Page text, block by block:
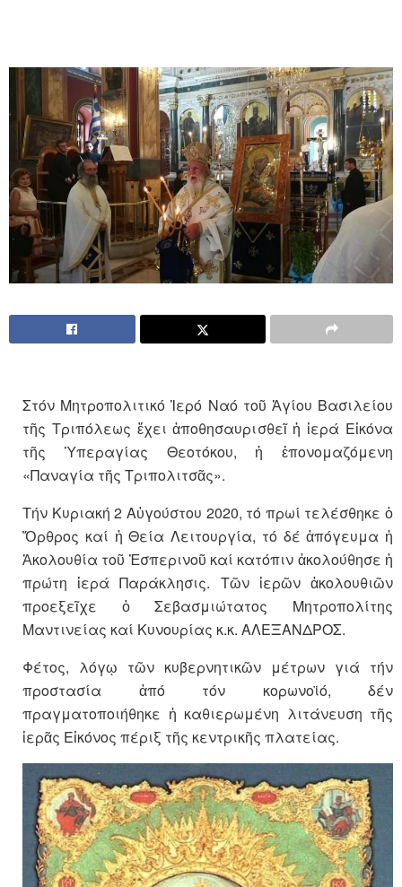
Στόν Μητροπολιτικό Ἱερό Ναό τοῦ Ἁγίου Βασιλείου
τῆς Τριπόλεως ἔχει ἀποθησαυρισθεῖ ἡ ἱερά Εἰκόνα
τῆς Ὑπεραγίας Θεοτόκου, ἡ ἐπονομαζόμενη
«Παναγία τῆς Τριπολιτσᾶς».
Τήν Κυριακή 2 Αὐγούστου 2020, τό πρωί τελέσθηκε ὁ
Ὄρθρος καί ἡ Θεία Λειτουργία, τό δέ ἀπόγευμα ἡ
Ἀκολουθία τοῦ Ἑσπερινοῦ καί κατόπιν ἀκολούθησε ἡ
πρώτη ἱερά Παράκλησις. Τῶν ἱερῶν ἀκολουθιῶν
προεξεῖχε ὁ Σεβασμιώτατος Μητροπολίτης
Μαντινείας καί Κυνουρίας κ.κ. ΑΛΕΞΑΝΔΡΟΣ.
Φέτος, λόγῳ τῶν κυβερνητικῶν μέτρων γιά τήν
προστασία ἀπό τόν κορωνοϊό, δέν
πραγματοποιήθηκε ἡ καθιερωμένη λιτάνευση τῆς
ἱερᾶς Εἰκόνος πέριξ τῆς κεντρικῆς πλατείας.